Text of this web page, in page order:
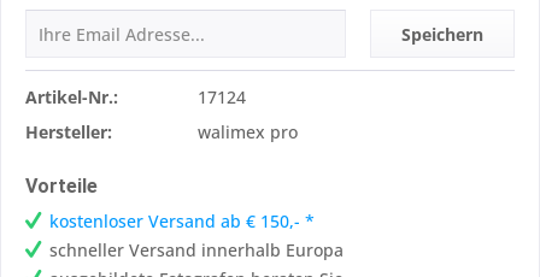
Speichern
Artikel-Nr.:
17124
Hersteller:
walimex pro
Vorteile
kostenloser Versand ab € 150,- *
schneller Versand innerhalb Europa